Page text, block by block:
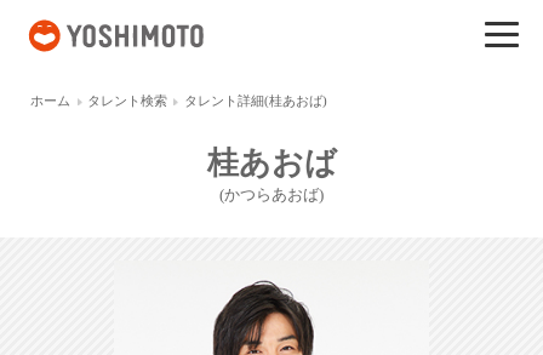
ホーム タレント検索 タレント詳細(桂あおば)
桂あおば
(かつらあおば)